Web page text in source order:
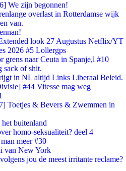
We zijn begonnen!
overlast in Rotterdamse wijk
van.
look 27 Augustus Netflix/YT
2026 #5 Lollergps
grens naar Ceuta in Spanje,l #10
of shit.
in NL altijd Links Liberaal Beleid.
#44 Vitesse mag weg
Toetjes & Bevers & Zwemmen in
buitenland
homo-seksualiteit? deel 4
meer #30
van New York
jou de meest irritante reclame?